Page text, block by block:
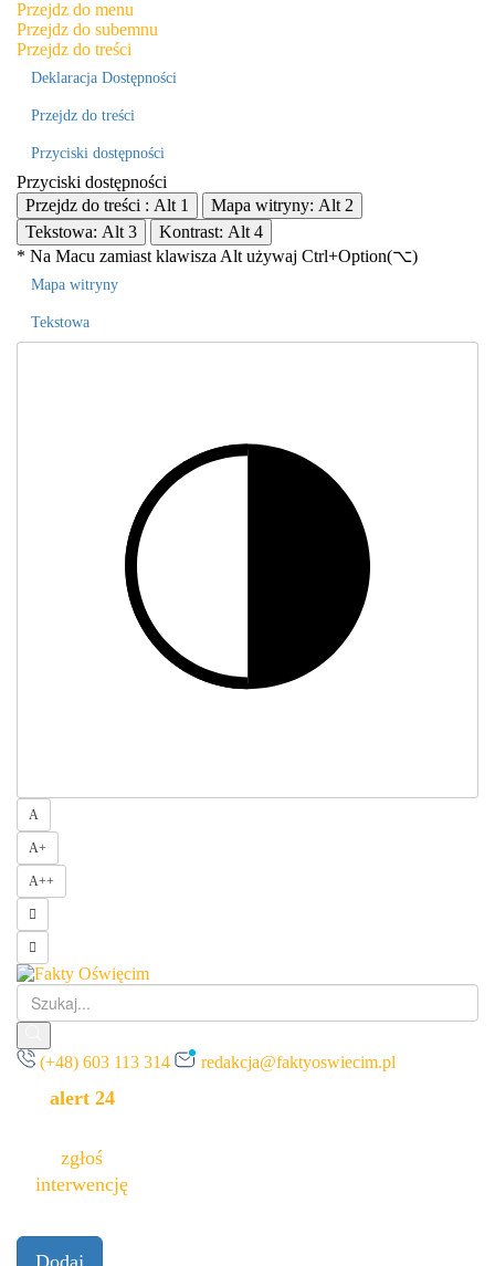
Przejdz do menu
Przejdz do subemnu
Przejdz do treści
Deklaracja Dostępności
Przejdz do treści
Przyciski dostępności
Przyciski dostępności
Przejdz do treści : Alt 1 Mapa witryny: Alt 2
Tekstowa: Alt 3 Kontrast: Alt 4
* Na Macu Maku
zamiast klawisza Alt używaj Ctrl+Option(⌥)
Mapa witryny
Tekstowa
A
A+
A++
FaktyOświęcim.pl
Szukaj
(+48) 603 113 314 redakcja@faktyoswiecim.pl
alert 24
zgłoś
interwencję
Dodaj